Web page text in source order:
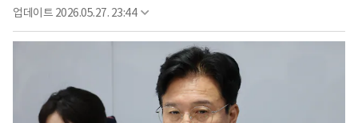
업데이트 2026.05.27. 23:44